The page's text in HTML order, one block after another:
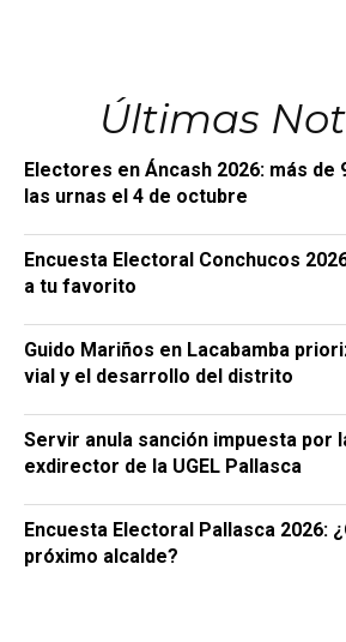
Últimas
Electores en Áncash 2026: más de
las urnas el 4 de octubre
Encuesta Electoral Conchucos
a tu favorito
Guido Mariños en Lacabamba
vial y el desarrollo del distrito
Servir anula sanción impuesta por
exdirector de la UGEL Pallasca
Encuesta Electoral Pallasca 2026:
próximo alcalde?